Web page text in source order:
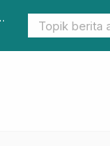
Kasus DBD
Gerakan 3M Plus